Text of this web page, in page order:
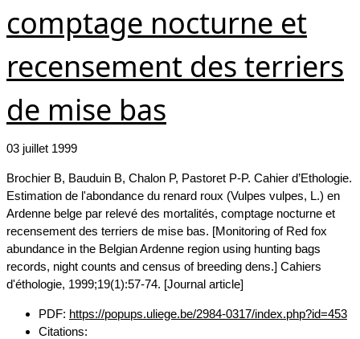
comptage nocturne et
recensement des terriers
de mise bas
03 juillet 1999
Brochier B, Bauduin B, Chalon P, Pastoret P-P. Cahier d’Ethologie.
Estimation de l'abondance du renard roux (Vulpes vulpes, L.) en
Ardenne belge par relevé des mortalités, comptage nocturne et
recensement des terriers de mise bas. [Monitoring of Red fox
abundance in the Belgian Ardenne region using hunting bags
records, night counts and census of breeding dens.] Cahiers
d'éthologie, 1999;19(1):57-74. [Journal article]
PDF: https://popups.uliege.be/2984-0317/index.php?id=453
Citations: